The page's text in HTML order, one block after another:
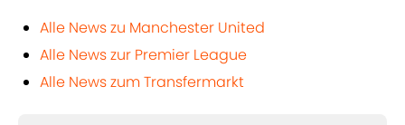
Alle News zu Manchester United
Alle News zur Premier League
Alle News zum Transfermarkt